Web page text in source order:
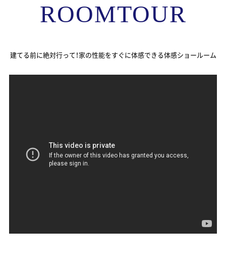
ROOMTOUR
建てる前に絶対行って！家の性能をすぐに体感できる体感ショールーム